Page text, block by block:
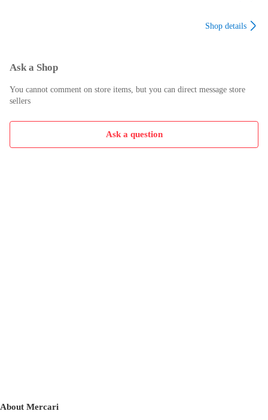
釣り アウトドア 通学
Shop details
Ask a Shop
You cannot comment on store items, but you can direct message store
sellers
Ask a question
About Mercari